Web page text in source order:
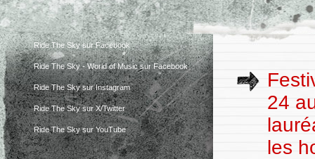
Ride The Sky sur Facebook
Ride The Sky - World of Music sur Facebook
Ride The Sky sur Instagram
Ride The Sky sur X/Twitter
Ride The Sky sur YouTube
24
les